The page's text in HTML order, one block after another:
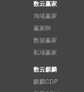
数云赢家
淘域赢家
赢家BI
数据赢家
私域赢家
数云麒麟
麒麟CDP